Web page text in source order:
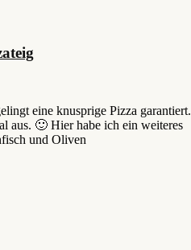
eine knusprige Pizza garantiert.
aus. 🙂 Hier habe ich ein weiteres
und Oliven